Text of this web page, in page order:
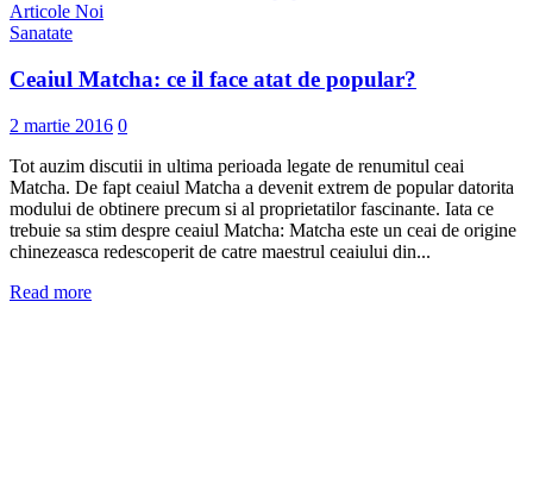
Articole Noi
Sanatate
Ceaiul Matcha: ce il face atat de popular?
2 martie 2016 0
Tot auzim discutii in ultima perioada legate de renumitul ceai
Matcha. De fapt ceaiul Matcha a devenit extrem de popular datorita
modului de obtinere precum si al proprietatilor fascinante. Iata ce
trebuie sa stim despre ceaiul Matcha: Matcha este un ceai de origine
chinezeasca redescoperit de catre maestrul ceaiului din...
Read more